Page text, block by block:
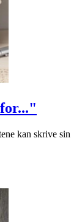
kan skrive sin